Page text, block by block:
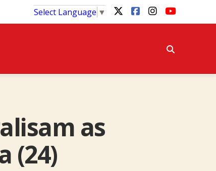
Select Language ▼
as
(24)